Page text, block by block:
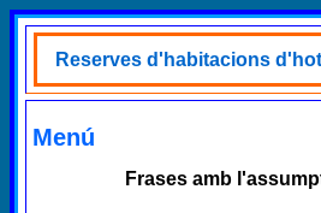
Reserves d'habitacions
Menú
Frases amb